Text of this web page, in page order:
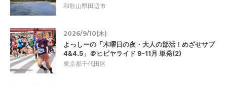
和歌山県田辺市
2026/9/10(木)
よっしーの「木曜日の夜・大人の部活！めざせサブ
4&4.5」＠ヒビヤライド 9-11月 単発(2)
東京都千代田区